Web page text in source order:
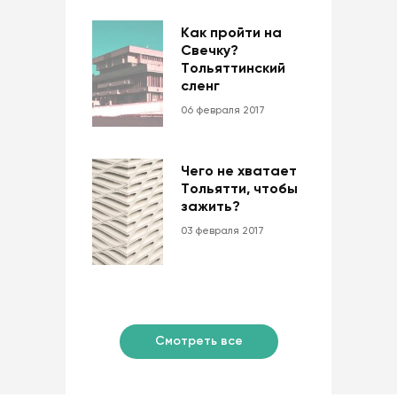
Смотреть все
Как пройти на
Свечку?
Тольяттинский
сленг
06 февраля 2017
Чего не хватает
Тольятти, чтобы
зажить?
03 февраля 2017